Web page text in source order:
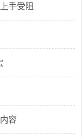
手受阻
容